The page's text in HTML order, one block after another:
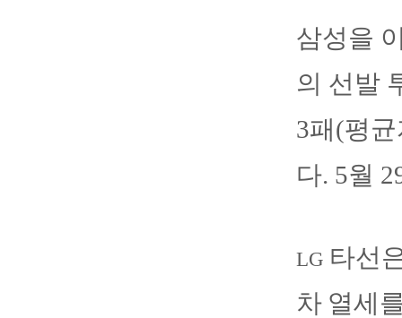
삼성을
의 선발
3패(평
다. 5월
LG 타선
차 열세